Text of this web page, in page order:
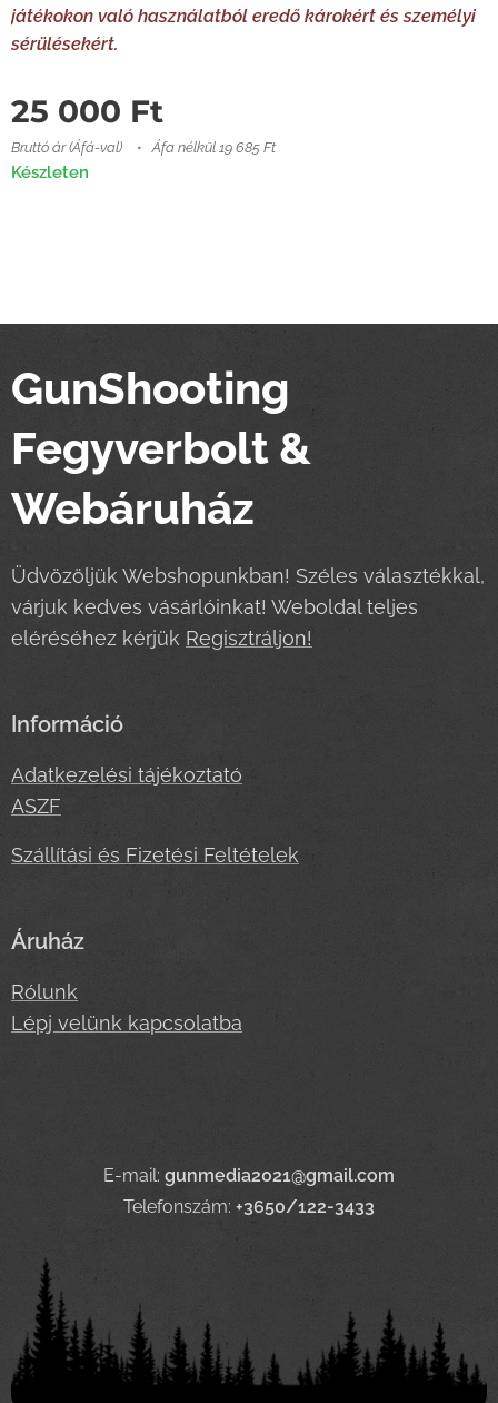
játékokon való használatból eredő károkért és személyi
sérülésekért.
25 000 Ft
Bruttó ár (Áfá-val) Áfa nélkül 19 685 Ft
Készleten
GunShooting
Fegyverbolt &
Webáruház
Üdvözöljük Webshopunkban! Széles választékkal,
várjuk kedves vásárlóinkat! Weboldal teljes
eléréséhez kérjük Regisztráljon!
Információ
Adatkezelési tájékoztató
ASZF
Szállítási és Fizetési Feltételek
Áruház
Rólunk
Lépj velünk kapcsolatba
E-mail: gunmedia2021@gmail.com
Telefonszám: +3650/122-3433